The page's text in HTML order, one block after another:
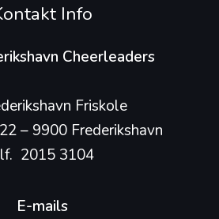
Info
Cheerleaders
Friskole
– 9900 Frederikshavn
2015 3104
E-mails